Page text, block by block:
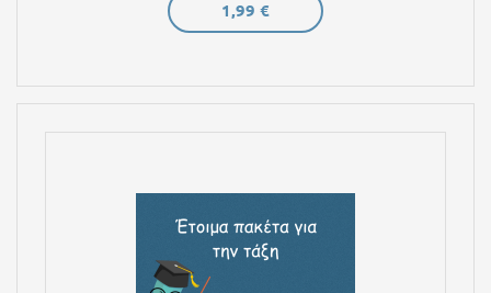
1,99 €